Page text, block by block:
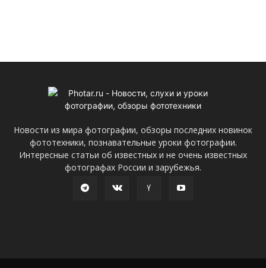
Новости из мира фотографии, обзоры последних новинок
фототехники, познавательные уроки фотографии.
Интересные статьи об известных и не очень известных
фотографах России и зарубежья.